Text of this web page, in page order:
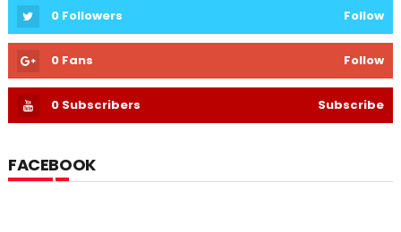
0 Followers Follow
0 Fans Follow
0 Subscribers Subscribe
FACEBOOK